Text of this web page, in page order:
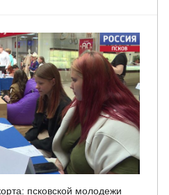
псковской молодежи